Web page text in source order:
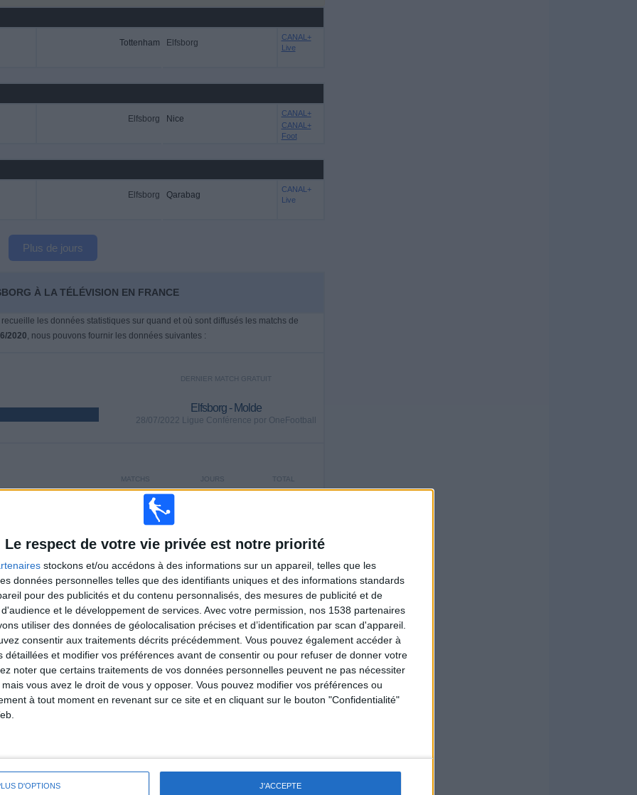
Le respect de votre vie privée est notre priorité
stockons et/ou accédons à des informations sur un appareil, telles que les
données personnelles telles que des identifiants uniques et des informations standards
pour des publicités et du contenu personnalisés, des mesures de publicité et de
et le développement de services. Avec votre permission, nos 1538 partenaires
utiliser des données de géolocalisation précises et d’identification par scan d'appareil.
consentir aux traitements décrits précédemment. Vous pouvez également accéder à
détaillées et modifier vos préférences avant de consentir ou pour refuser de donner votre
noter que certains traitements de vos données personnelles peuvent ne pas nécessiter
vous avez le droit de vous y opposer. Vous pouvez modifier vos préférences ou
à tout moment en revenant sur ce site et en cliquant sur le bouton "Confidentialité"
D'OPTIONS J'ACCEPTE
Tottenham Elfsborg
CANAL+
Live
Elfsborg Nice
CANAL+
CANAL+
Foot
Elfsborg Qarabag
CANAL+
Live
Plus de jours
À LA TÉLÉVISION EN FRANCE
les données statistiques sur quand et où sont diffusés les matchs de
2020, nous pouvons fournir les données suivantes :
DERNIER MATCH GRATUIT
Elfsborg - Molde
28/07/2022 Ligue Conférence por OneFootball
TOTAL
JOURS
MATCHS
22
CONSECUTIFS
TOTAL
27
ADVERSAIRES
MAXIMUM
4
VS Hacken F
TOTAL
3
COMPÉTITIONS
CLASSEMENT PAR COMPÉTITIONS
Voir classement complet